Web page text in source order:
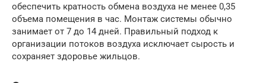
обеспечить кратность обмена воздуха не менее 0,35
объема помещения в час. Монтаж системы обычно
занимает от 7 до 14 дней. Правильный подход к
организации потоков воздуха исключает сырость и
сохраняет здоровье жильцов.